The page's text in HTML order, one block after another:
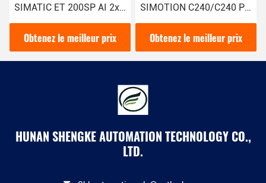
SIMATIC ET 200SP AI 2xI
2/4 Fil Module d'entrée
analogique Siemens avec
1
Obtenez le meilleur prix
SIMOTION C240/C240 PN
Contrôleur de mouvement
Siemens Technologie de
pointe
Obtenez le meilleur prix
HUNAN SHENGKE AUTOMATION TECHNOLOGY CO.,
LTD.